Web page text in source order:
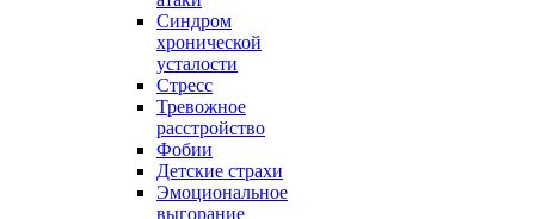
Синдром
хронической
усталости
Стресс
Тревожное
расстройство
Фобии
Детские страхи
Эмоциональное
выгорание